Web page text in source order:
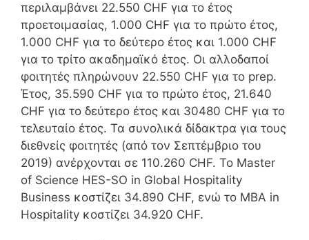
περιλαμβάνει 22.550 CHF για το έτος
προετοιμασίας, 1.000 CHF για το πρώτο έτος,
1.000 CHF για το δεύτερο έτος και 1.000 CHF
για το τρίτο ακαδημαϊκό έτος. Οι αλλοδαποί
φοιτητές πληρώνουν 22.550 CHF για το prep.
Έτος, 35.590 CHF για το πρώτο έτος, 21.640
CHF για το δεύτερο έτος και 30480 CHF για το
τελευταίο έτος. Τα συνολικά δίδακτρα για τους
διεθνείς φοιτητές (από τον Σεπτέμβριο του
2019) ανέρχονται σε 110.260 CHF. Το Master
of Science HES-SO in Global Hospitality
Business κοστίζει 34.890 CHF, ενώ το MBA in
Hospitality κοστίζει 34.920 CHF.